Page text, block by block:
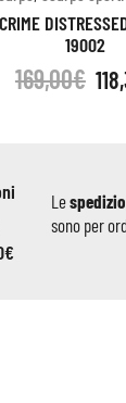
19002
169,00€
Le
sono per